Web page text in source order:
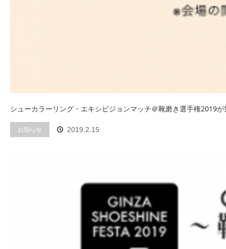
シューカラーリング・エキシビジョンマッチ＠靴磨き選手権2019
お知らせ 2019.2.15